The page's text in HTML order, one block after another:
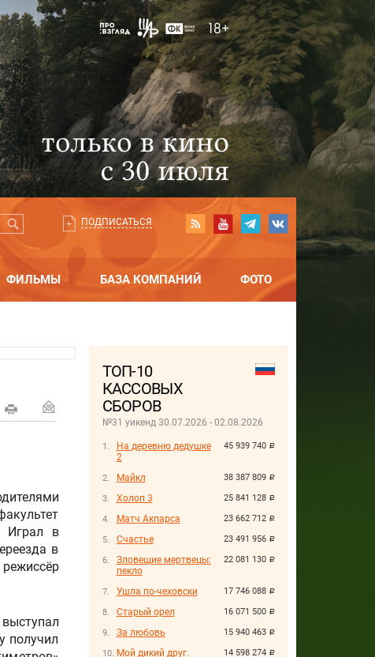
ПОДПИСАТЬСЯ
ФИЛЬМЫ БАЗА КОМПАНИЙ ФОТО
ТОП-10
КАССОВЫХ
СБОРОВ
№31 уикенд 30.07.2026 - 02.08.2026
45 939 740 руб.
На деревню дедушке
2
38 387 809 руб.
Майкл
25 841 128 руб.
Холоп 3
23 662 712 руб.
Матч Акпарса
23 491 956 руб.
Счастье
22 081 130 руб.
Зловещие мертвецы:
пекло
17 746 088 руб.
Ушла по-чеховски
16 071 500 руб.
Старый орел
15 940 463 руб.
За любовь
14 598 274 руб.
Мой дикий друг.
Играл в
в
получил